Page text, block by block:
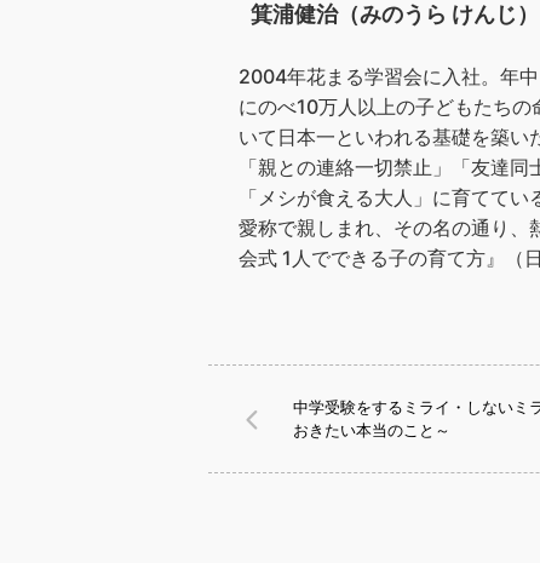
箕浦健治（みのうら けんじ）
2004年花まる学習会に入社。年
にのべ10万人以上の子どもたち
いて日本一といわれる基礎を築い
「親との連絡一切禁止」「友達
「メシが食える大人」に育てて
愛称で親しまれ、その名の通り
会式 1人でできる子の育て方』（
中学受験をするミライ・しない
おきたい本当のこと～